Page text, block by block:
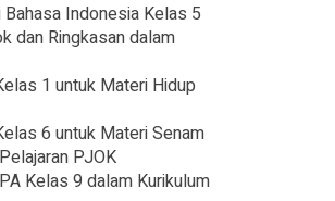
Indonesia Kelas 5
dan Ringkasan dalam
1 untuk Materi Hidup
6 untuk Materi Senam
PJOK
Kelas 9 dalam Kurikulum